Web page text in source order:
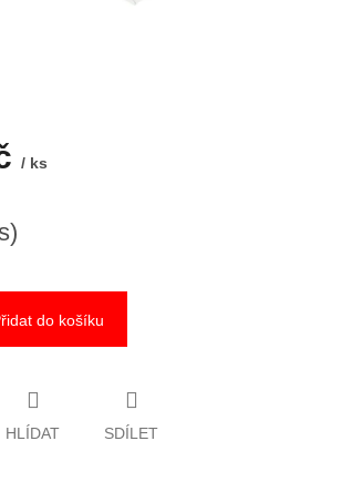
/ ks
do košíku
HLÍDAT SDÍLET